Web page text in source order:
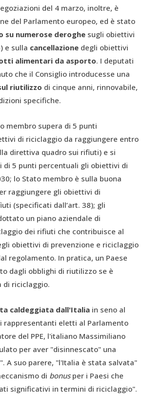
del 4 marzo, inoltre, è
del Parlamento europeo, ed è stato
su numerose deroghe sugli obiettivi
e sulla cancellazione degli obiettivi
alimentari da asporto. I deputati
che il Consiglio introducesse una
riutilizzo di cinque anni, rinnovabile,
specifiche.
membro supera di 5 punti
di riciclaggio da raggiungere entro
direttiva quadro sui rifiuti) e si
di 5 punti percentuali gli obiettivi di
lo Stato membro è sulla buona
raggiungere gli obiettivi di
(specificati dall’art. 38); gli
un piano aziendale di
dei rifiuti che contribuisce al
obiettivi di prevenzione e riciclaggio
regolamento. In pratica, un Paese
dagli obblighi di riutilizzo se è
di riciclaggio.
caldeggiata dall'Italia in seno al
rappresentanti eletti al Parlamento
del PPE, l'italiano Massimiliano
per aver "disinnescato" una
A suo parere, "l'Italia è stata salvata"
di bonusper i Paesi che
significativi in termini di riciclaggio".